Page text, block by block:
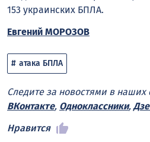
153 украинских БПЛА.
Евгений МОРОЗОВ
атака БПЛА
Следите за новостями в наших
ВКонтакте, Одноклассники,
Нравится